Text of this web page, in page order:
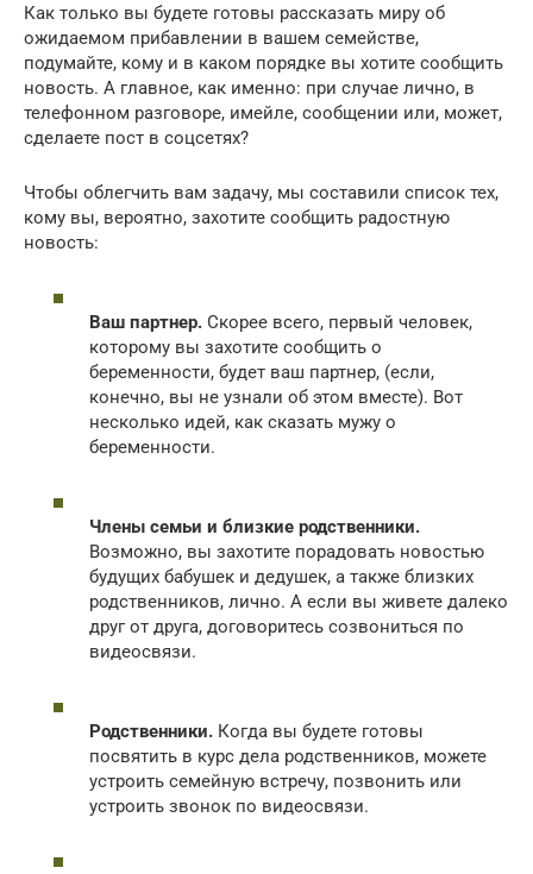
Как только вы будете готовы рассказать миру об
ожидаемом прибавлении в вашем семействе,
подумайте, кому и в каком порядке вы хотите сообщить
новость. А главное, как именно: при случае лично, в
телефонном разговоре, имейле, сообщении или, может,
сделаете пост в соцсетях?
Чтобы облегчить вам задачу, мы составили список тех,
кому вы, вероятно, захотите сообщить радостную
новость:
Ваш партнер. Скорее всего, первый человек,
которому вы захотите сообщить о
беременности, будет ваш партнер, (если,
конечно, вы не узнали об этом вместе). Вот
несколько идей, как сказать мужу о
беременности.
Члены семьи и близкие родственники.
Возможно, вы захотите порадовать новостью
будущих бабушек и дедушек, а также близких
родственников, лично. А если вы живете далеко
друг от друга, договоритесь созвониться по
видеосвязи.
Родственники. Когда вы будете готовы
посвятить в курс дела родственников, можете
устроить семейную встречу, позвонить или
устроить звонок по видеосвязи.